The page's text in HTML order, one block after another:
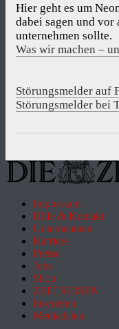
Hier geht es um
dabei sagen und vor
unternehmen sollte.
Was wir machen –
Störungsmelder auf
Störungsmelder bei
Impressum
Hilfe & Kontakt
Unternehmen
Karriere
Presse
Jobs
Shop
ZEIT REISEN
Inserieren
Mediadaten